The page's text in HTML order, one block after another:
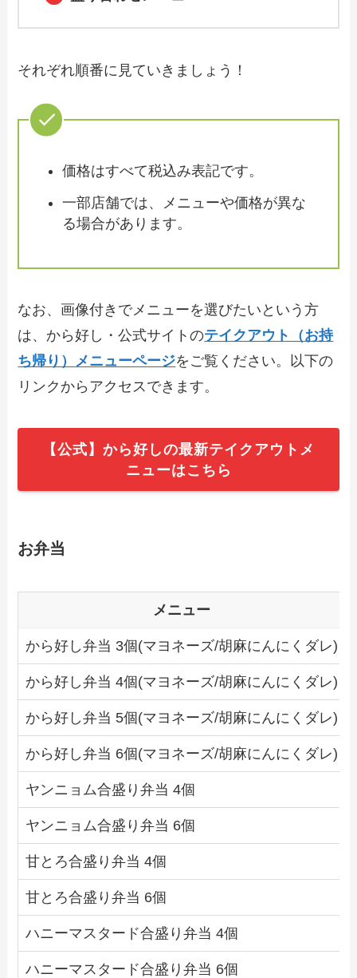
やり方やおすすめも紹介
【2024年最新】シェーキーズのテイクア
ウト全メニュー！お持ち帰りの予約・注
文方法やクーポン情報も解説
ト（お持ち帰り）メニュー一覧！予約・
【2024年最新】551蓬莱の持ち帰りセッ
トメニュー！テイクアウトの値段やおす
すめも紹介
注文方法やキャンペーン情報も解説
【2024年最新】むさしの森珈琲のテイク
アウト全メニュー！お持ち帰りの予約・
注文方法を解説
それぞれ順番に見ていきましょう！
価格はすべて税込み表記です。
一部店舗では、メニューや価格が異な
る場合があります。
なお、画像付きでメニューを選びたいという方
は、から好し・公式サイトのテイクアウト（お持
ち帰り）メニューページをご覧ください。以下の
リンクからアクセスできます。
【公式】から好しの最新テイクアウトメ
ニューはこちら
お弁当
メニュー
から好し弁当 3個(マヨネーズ/胡麻にんにくダレ)
から好し弁当 4個(マヨネーズ/胡麻にんにくダレ)
から好し弁当 5個(マヨネーズ/胡麻にんにくダレ)
から好し弁当 6個(マヨネーズ/胡麻にんにくダレ)
ヤンニョム合盛り弁当 4個
ヤンニョム合盛り弁当 6個
甘とろ合盛り弁当 4個
甘とろ合盛り弁当 6個
ハニーマスタード合盛り弁当 4個
ハニーマスタード合盛り弁当 6個